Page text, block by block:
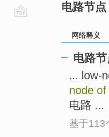
电路节点
网络释义
电路
... low-
node
电路 ...
基于113